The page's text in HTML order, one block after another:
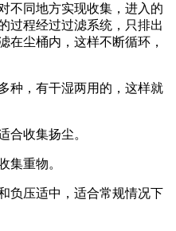
不同地方实现收集，进入的
过程经过过滤系统，只排出
在尘桶内，这样不断循环，
，有干湿两用的，这样就
收集扬尘。
重物。
压适中，适合常规情况下